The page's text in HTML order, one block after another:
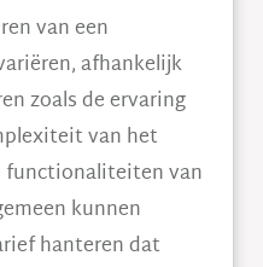
van een
afhankelijk
zoals de ervaring
van het
functionaliteiten van
kunnen
hanteren dat